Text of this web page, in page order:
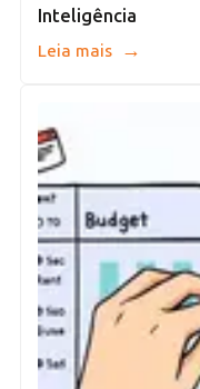
Inteligência
Leia mais →